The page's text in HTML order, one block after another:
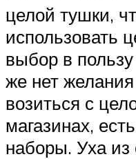
целой тушки,
использовать
выбор в
же нет
возиться с
магазинах,
наборы. Уха из